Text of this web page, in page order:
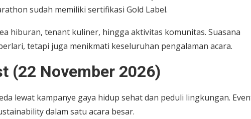
sudah memiliki sertifikasi Gold Label.
hiburan, tenant kuliner, hingga aktivitas komunitas. Suasana
tetapi juga menikmati keseluruhan pengalaman acara.
(22 November 2026)
lewat kampanye gaya hidup sehat dan peduli lingkungan.
dalam satu acara besar.